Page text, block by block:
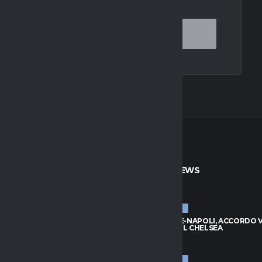
ULTIME NEWS
ULTIME NEWS
BADIASHILE-NAPOLI, ACCORDO
TRATTA COL CHELSEA
ULTIME NEWS